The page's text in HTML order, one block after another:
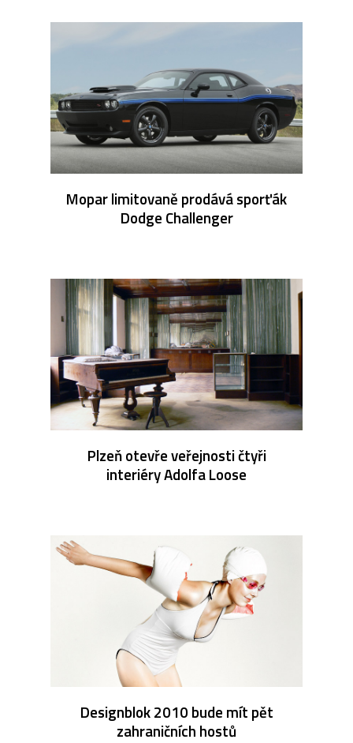
Mopar limitovaně prodává sporťák
Dodge Challenger
Plzeň otevře veřejnosti čtyři
interiéry Adolfa Loose
Designblok 2010 bude mít pět
zahraničních hostů